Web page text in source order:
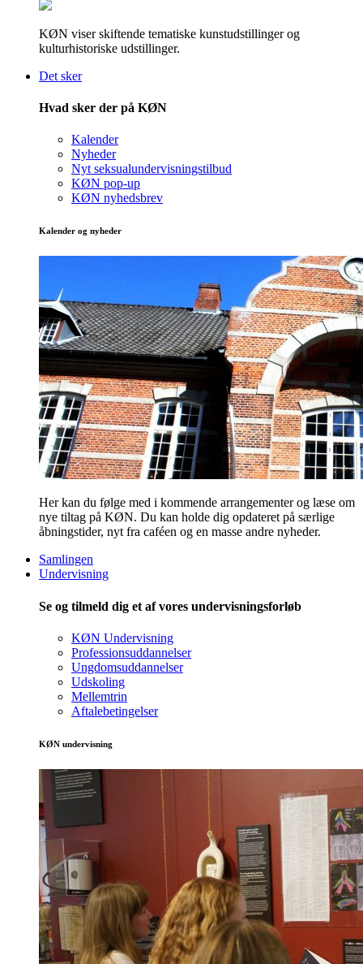
KØN viser skiftende tematiske kunstudstillinger og
kulturhistoriske udstillinger.
Det sker
Hvad sker der på KØN
Kalender
Nyheder
Nyt seksualundervisningstilbud
KØN pop-up
KØN nyhedsbrev
Kalender og nyheder
Her kan du følge med i kommende arrangementer og læse om
nye tiltag på KØN. Du kan holde dig opdateret på særlige
åbningstider, nyt fra caféen og en masse andre nyheder.
Samlingen
Undervisning
Se og tilmeld dig et af vores undervisningsforløb
KØN Undervisning
Professionsuddannelser
Ungdomsuddannelser
Udskoling
Mellemtrin
Aftalebetingelser
KØN undervisning